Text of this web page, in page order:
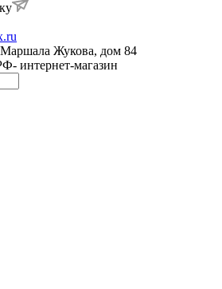
Жукова, дом 84
интернет-магазин